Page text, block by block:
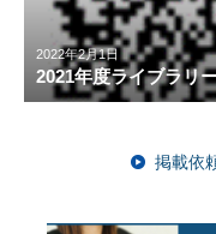
2022年2月1日
2021年度ライブラリ
掲載依